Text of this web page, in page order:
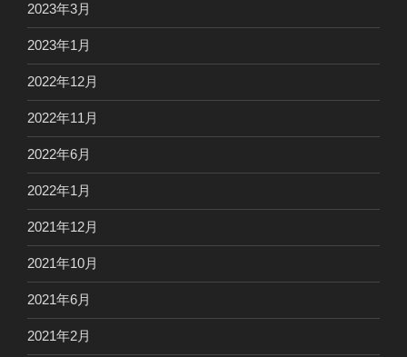
2023年3月
2023年1月
2022年12月
2022年11月
2022年6月
2022年1月
2021年12月
2021年10月
2021年6月
2021年2月